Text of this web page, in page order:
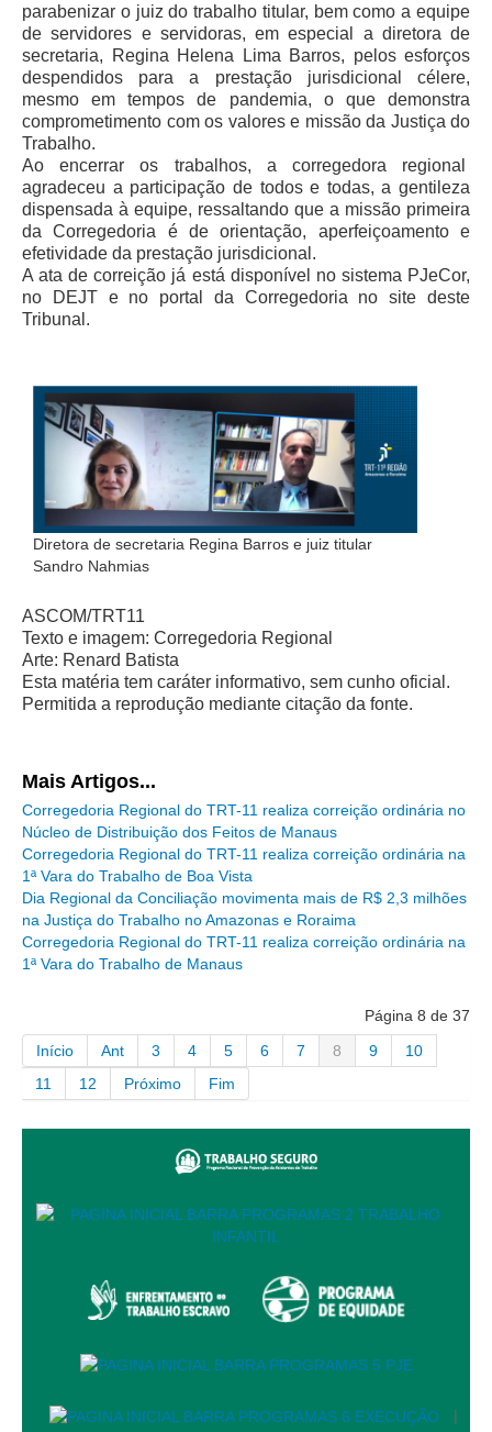
parabenizar o juiz do trabalho titular, bem como a equipe
de servidores e servidoras, em especial a diretora de
secretaria, Regina Helena Lima Barros, pelos esforços
despendidos para a prestação jurisdicional célere,
mesmo em tempos de pandemia, o que demonstra
comprometimento com os valores e missão da Justiça do
Trabalho.
Ao encerrar os trabalhos, a corregedora regional
agradeceu a participação de todos e todas, a gentileza
dispensada à equipe, ressaltando que a missão primeira
da Corregedoria é de orientação, aperfeiçoamento e
efetividade da prestação jurisdicional.
A ata de correição já está disponível no sistema PJeCor,
no DEJT e no portal da Corregedoria no site deste
Tribunal.
Diretora de secretaria Regina Barros e juiz titular
Sandro Nahmias
ASCOM/TRT11
Texto e imagem: Corregedoria Regional
Arte: Renard Batista
Esta matéria tem caráter informativo, sem cunho oficial.
Permitida a reprodução mediante citação da fonte.
Mais Artigos...
Corregedoria Regional do TRT-11 realiza correição ordinária no
Núcleo de Distribuição dos Feitos de Manaus
Corregedoria Regional do TRT-11 realiza correição ordinária na
1ª Vara do Trabalho de Boa Vista
Dia Regional da Conciliação movimenta mais de R$ 2,3 milhões
na Justiça do Trabalho no Amazonas e Roraima
Corregedoria Regional do TRT-11 realiza correição ordinária na
1ª Vara do Trabalho de Manaus
Página 8 de 37
Início
Ant 3 4 5 6 7 8 9
10
11
12 Próximo Fim
|